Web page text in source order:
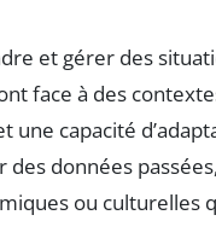
et gérer des
face à des
capacité
des données
ou